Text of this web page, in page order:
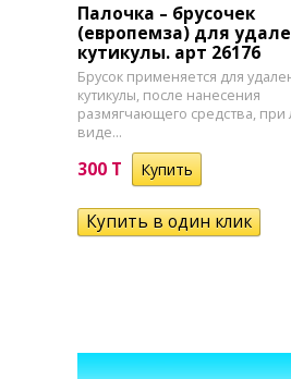
Палочка – брусочек
(европемза) для
кутикулы. арт 26176
Брусок применяется для
кутикулы, после нанесения
размягчающего средства,
виде...
300 T